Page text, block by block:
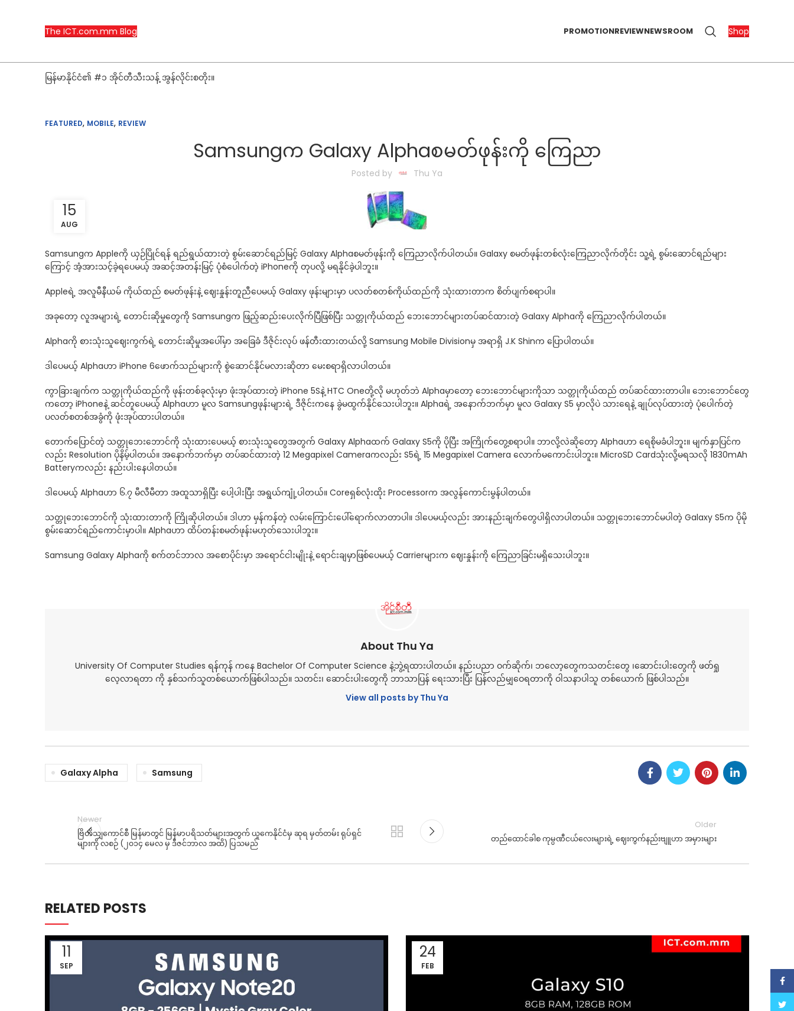
The ICT.com.mm Blog PROMOTIONREVIEWNEWSROOM Shop
မြန်မာနိုင်ငံ၏ #၁ အိုင်တီသီးသန့် အွန်လိုင်းစတိုး။
FEATURED, MOBILE, REVIEW
Samsungက Galaxy Alphaစမတ်ဖုန်းကို ကြေညာ
Posted by Thu Ya
15
AUG
Samsungက Appleကို ယှဉ်ပြိုင်ရန် ရည်ရွယ်ထားတဲ့ စွမ်းဆောင်ရည်မြင့် Galaxy Alphaစမတ်ဖုန်းကို ကြေညာလိုက်ပါတယ်။ Galaxy စမတ်ဖုန်းတစ်လုံးကြေညာလိုက်တိုင်း သူ့ရဲ့ စွမ်းဆောင်ရည်များ
ကြောင့် အံ့အားသင့်ခဲ့ရပေမယ့် အဆင့်အတန်းမြင့် ပုံစံပေါက်တဲ့ iPhoneကို တုပလို့ မရနိုင်ခဲ့ပါဘူး။
Appleရဲ့ အလူမီနီယမ် ကိုယ်ထည် စမတ်ဖုန်းနဲ့ ဈေးနှုန်းတူညီပေမယ့် Galaxy ဖုန်းများမှာ ပလတ်စတစ်ကိုယ်ထည်ကို သုံးထားတာက စိတ်ပျက်စရာပါ။
အခုတော့ လူအများရဲ့ တောင်းဆိုမှုတွေကို Samsungက ဖြည့်ဆည်းပေးလိုက်ပြီဖြစ်ပြီး သတ္တုကိုယ်ထည် ဘေးဘောင်များတပ်ဆင်ထားတဲ့ Galaxy Alphaကို ကြေညာလိုက်ပါတယ်။
Alphaကို စားသုံးသူဈေးကွက်ရဲ့ တောင်းဆိုမှုအပေါ်မှာ အခြေခံ ဒီဇိုင်းလုပ် ဖန်တီးထားတယ်လို့ Samsung Mobile Divisionမှ အရာရှိ J.K Shinက ပြောပါတယ်။
ဒါပေမယ့် Alphaဟာ iPhone 6ဖောက်သည်များကို စွဲဆောင်နိုင်မလားဆိုတာ မေးစရာရှိလာပါတယ်။
ကွာခြားချက်က သတ္တုကိုယ်ထည်ကို ဖုန်းတစ်ခုလုံးမှာ ဖုံးအုပ်ထားတဲ့ iPhone 5Sနဲ့ HTC Oneတို့လို မဟုတ်ဘဲ Alphaမှာတော့ ဘေးဘောင်များကိုသာ သတ္တုကိုယ်ထည် တပ်ဆင်ထားတာပါ။ ဘေးဘောင်တွေ
ကတော့ iPhoneနဲ့ ဆင်တူပေမယ့် Alphaဟာ မူလ Samsungဖုန်းများရဲ့ ဒီဇိုင်းကနေ ခွဲမထွက်နိုင်သေးပါဘူး။ Alphaရဲ့ အနောက်ဘက်မှာ မူလ Galaxy S5 မှာလိုပဲ သားရေနဲ့ ချုပ်လုပ်ထားတဲ့ ပုံပေါက်တဲ့
ပလတ်စတစ်အခွံကို ဖုံးအုပ်ထားပါတယ်။
တောက်ပြောင်တဲ့ သတ္တုဘေးဘောင်ကို သုံးထားပေမယ့် စားသုံးသူတွေအတွက် Galaxy Alphaထက် Galaxy S5ကို ပိုပြီး အကြိုက်တွေ့စရာပါ။ ဘာလို့လဲဆိုတော့ Alphaဟာ ရေစိုမခံပါဘူး။ မျက်နှာပြင်က
လည်း Resolution ပိုနိမ့်ပါတယ်။ အနောက်ဘက်မှာ တပ်ဆင်ထားတဲ့ 12 Megapixel Cameraကလည်း S5ရဲ့ 15 Megapixel Camera လောက်မကောင်းပါဘူး။ MicroSD Cardသုံးလို့မရသလို 1830mAh
Batteryကလည်း နည်းပါးနေပါတယ်။
ဒါပေမယ့် Alphaဟာ ၆.၇ မီလီမီတာ အထူသာရှိပြီး ပေါ့ပါးပြီး အရွယ်ကျုံ့ပါတယ်။ Coreရှစ်လုံးထိုး Processorက အလွန်ကောင်းမွန်ပါတယ်။
သတ္တုဘေးဘောင်ကို သုံးထားတာကို ကြိုဆိုပါတယ်။ ဒါဟာ မှန်ကန်တဲ့ လမ်းကြောင်းပေါ်ရောက်လာတာပါ။ ဒါပေမယ့်လည်း အားနည်းချက်တွေပါရှိလာပါတယ်။ သတ္တုဘေးဘောင်မပါတဲ့ Galaxy S5က ပိုမို
စွမ်းဆောင်ရည်ကောင်းမှာပါ။ Alphaဟာ ထိပ်တန်းစမတ်ဖုန်းမဟုတ်သေးပါဘူး။
Samsung Galaxy Alphaကို စက်တင်ဘာလ အစောပိုင်းမှာ အရောင်ငါးမျိုးနဲ့ ရောင်းချမှာဖြစ်ပေမယ့် Carrierများက ဈေးနှုန်းကို ကြေညာခြင်းမရှိသေးပါဘူး။
About Thu Ya
University Of Computer Studies ရန်ကုန် ကနေ Bachelor Of Computer Science နဲ့ဘွဲ့ရထားပါတယ်။ နည်းပညာ ဝက်ဆိုက်၊ ဘလော့တွေကသတင်းတွေ ၊ဆောင်းပါးတွေကို ဖတ်ရှု
လေ့လာရတာ ကို နှစ်သက်သူတစ်ယောက်ဖြစ်ပါသည်။ သတင်း၊ ဆောင်းပါးတွေကို ဘာသာပြန် ရေးသားပြီး ပြန်လည်မျှဝေရတာကို ဝါသနာပါသူ တစ်ယောက် ဖြစ်ပါသည်။
View all posts by Thu Ya
Galaxy Alpha Samsung
Newer
ဗြိတိသျှကောင်စီ မြန်မာတွင် မြန်မာပရိသတ်များအတွက် ယူကေနိုင်ငံမှ ဆုရ မှတ်တမ်း ရုပ်ရှင်
များကို လစဉ် (၂၀၁၄ မေလ မှ ဒီဇင်ဘာလ အထိ) ပြသမည်
Older
တည်ထောင်ခါစ ကုမ္ပဏီငယ်လေးများရဲ့ ဈေးကွက်နည်းဗျူဟာ အမှားများ
RELATED POSTS
11
SEP
24
FEB